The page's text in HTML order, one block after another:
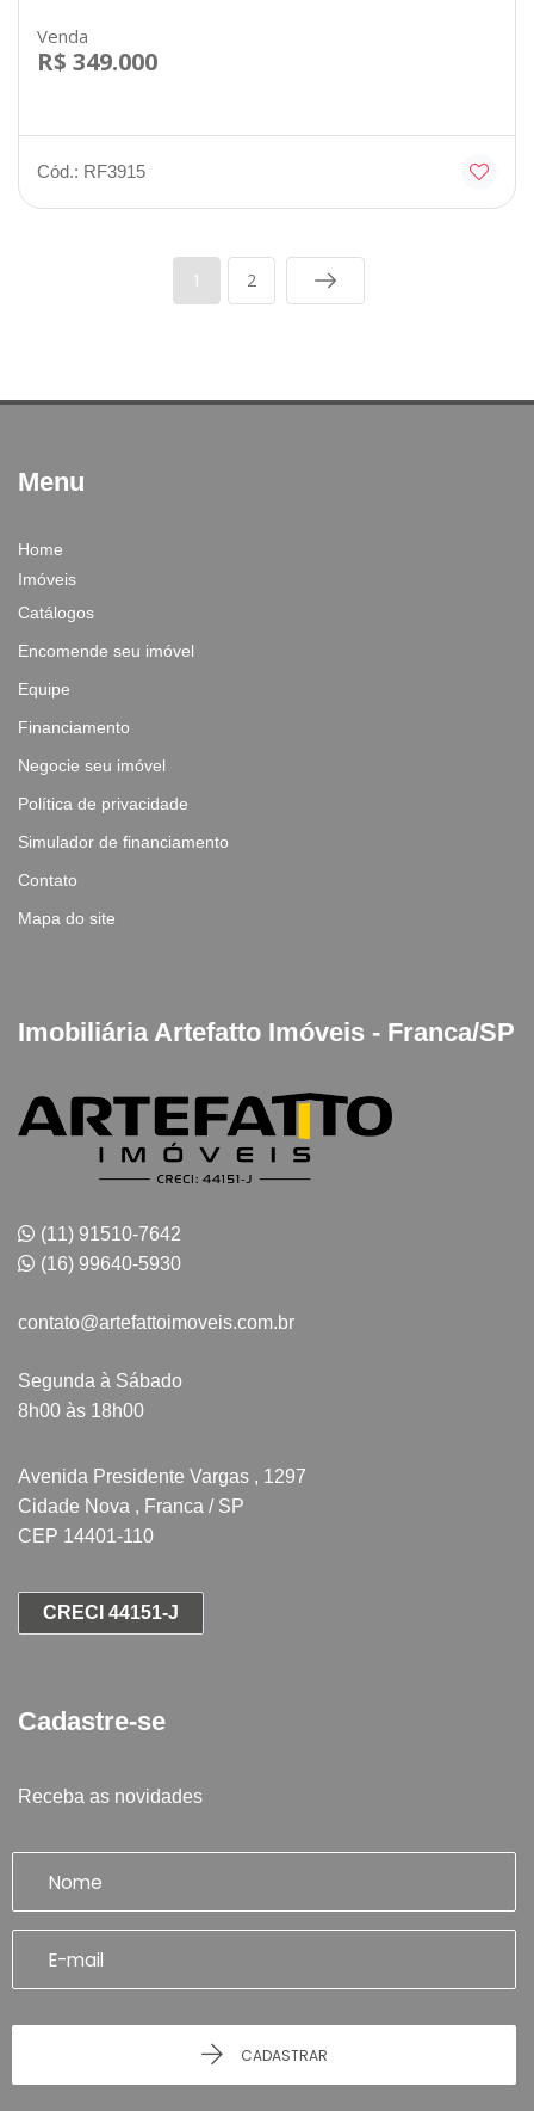
Venda
R$ 349.000
Cód.: RF3915
1 2
Menu
Home
Imóveis
Catálogos
Encomende seu imóvel
Equipe
Financiamento
Negocie seu imóvel
Política de privacidade
Simulador de financiamento
Contato
Mapa do site
Imobiliária Artefatto Imóveis - Franca/SP
(11) 91510-7642
(16) 99640-5930
contato@artefattoimoveis.com.br
Segunda à Sábado
8h00 às 18h00
Avenida Presidente Vargas , 1297
Cidade Nova , Franca / SP
CEP 14401-110
CRECI 44151-J
Cadastre-se
Receba as novidades
CADASTRAR